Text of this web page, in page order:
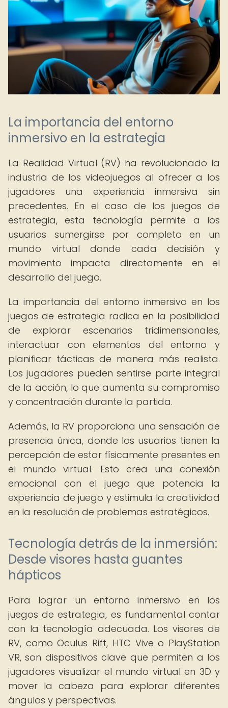
La importancia del entorno
inmersivo en la estrategia
La Realidad Virtual (RV) ha revolucionado la
industria de los videojuegos al ofrecer a los
jugadores una experiencia inmersiva sin
precedentes. En el caso de los juegos de
estrategia, esta tecnología permite a los
usuarios sumergirse por completo en un
mundo virtual donde cada decisión y
movimiento impacta directamente en el
desarrollo del juego.
La importancia del entorno inmersivo en los
juegos de estrategia radica en la posibilidad
de explorar escenarios tridimensionales,
interactuar con elementos del entorno y
planificar tácticas de manera más realista.
Los jugadores pueden sentirse parte integral
de la acción, lo que aumenta su compromiso
y concentración durante la partida.
Además, la RV proporciona una sensación de
presencia única, donde los usuarios tienen la
percepción de estar físicamente presentes en
el mundo virtual. Esto crea una conexión
emocional con el juego que potencia la
experiencia de juego y estimula la creatividad
en la resolución de problemas estratégicos.
Tecnología detrás de la inmersión:
Desde visores hasta guantes
hápticos
Para lograr un entorno inmersivo en los
juegos de estrategia, es fundamental contar
con la tecnología adecuada. Los visores de
RV, como Oculus Rift, HTC Vive o PlayStation
VR, son dispositivos clave que permiten a los
jugadores visualizar el mundo virtual en 3D y
mover la cabeza para explorar diferentes
ángulos y perspectivas.